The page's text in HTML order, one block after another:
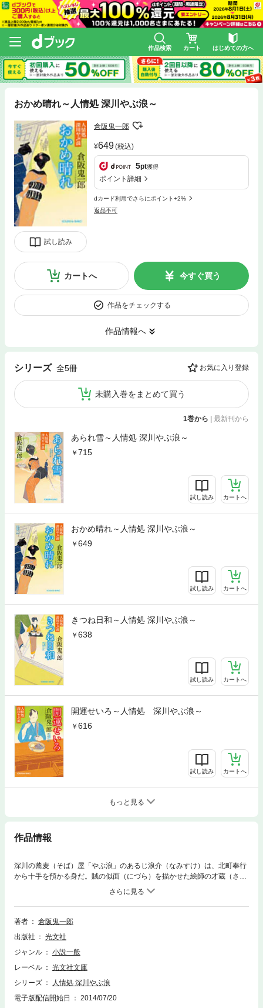
作品検索 カート はじめての方へ
おかめ晴れ～人情処 深川やぶ浪～
試し読み
倉阪鬼一郎
649(税込)
5pt獲得
ポイント詳細
dカード利用でさらにポイント+2%
返品不可
カートへ 今すぐ買う
作品をチェックする
作品情報へ
シリーズ 全5冊 お気に入り登録
未購入巻をまとめて買う
1巻から | 最新刊から
あられ雪～人情処 深川やぶ浪～
715
試し読み カートへ
おかめ晴れ～人情処 深川やぶ浪～
649
試し読み カートへ
きつね日和～人情処 深川やぶ浪～
638
試し読み カートへ
開運せいろ～人情処 深川やぶ浪～
616
試し読み カートへ
もっと見る
作品情報
深川の蕎麦（そば）屋「やぶ浪」のあるじ浪介（なみすけ）は、北町奉行
から十手を預かる身だ。賊の似面（にづら）を描かせた絵師の才蔵（さい
ぞう）は、目を瞠（みは）る腕前で、評判は上がるばかり。ところが、そ
の顔から憂いの陰が消えることはなかった。浪介と女房のおぎんは、才蔵
が家族と離れ離れになったいきさつを聞き、ひと肌脱ぐことを思いつく―
―。（表題作） 人情と味。温かな余韻が残るシリーズ第2弾！
著者
倉阪鬼一郎
出版社
光文社
ジャンル
小説一般
レーベル
光文社文庫
シリーズ
人情処 深川やぶ浪
電子版配信開始日
2014/07/20